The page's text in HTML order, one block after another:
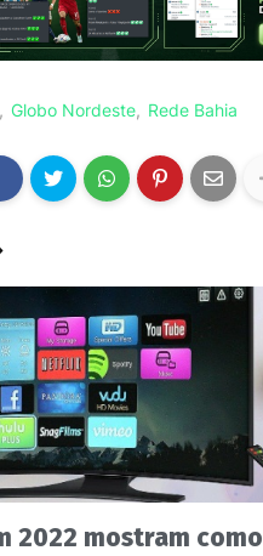
Globo Nordeste Rede Bahia
2022 mostram como